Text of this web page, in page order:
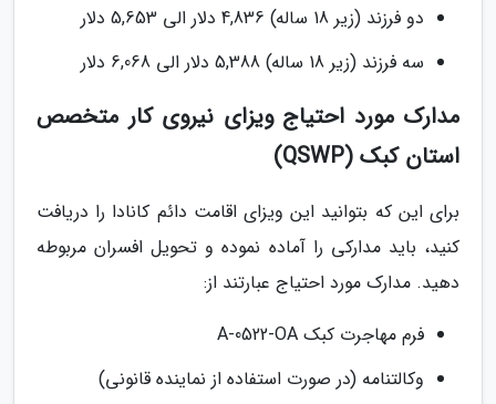
دو فرزند (زیر 18 ساله) 4,836 دلار الی 5,653 دلار
سه فرزند (زیر 18 ساله) 5,388 دلار الی 6,068 دلار
مدارک مورد احتیاج ویزای نیروی کار متخصص
استان کبک (QSWP)
برای این که بتوانید این ویزای اقامت دائم کانادا را دریافت
کنید، باید مدارکی را آماده نموده و تحویل افسران مربوطه
دهید. مدارک مورد احتیاج عبارتند از:
فرم مهاجرت کبک A-0522-OA
وکالتنامه (در صورت استفاده از نماینده قانونی)